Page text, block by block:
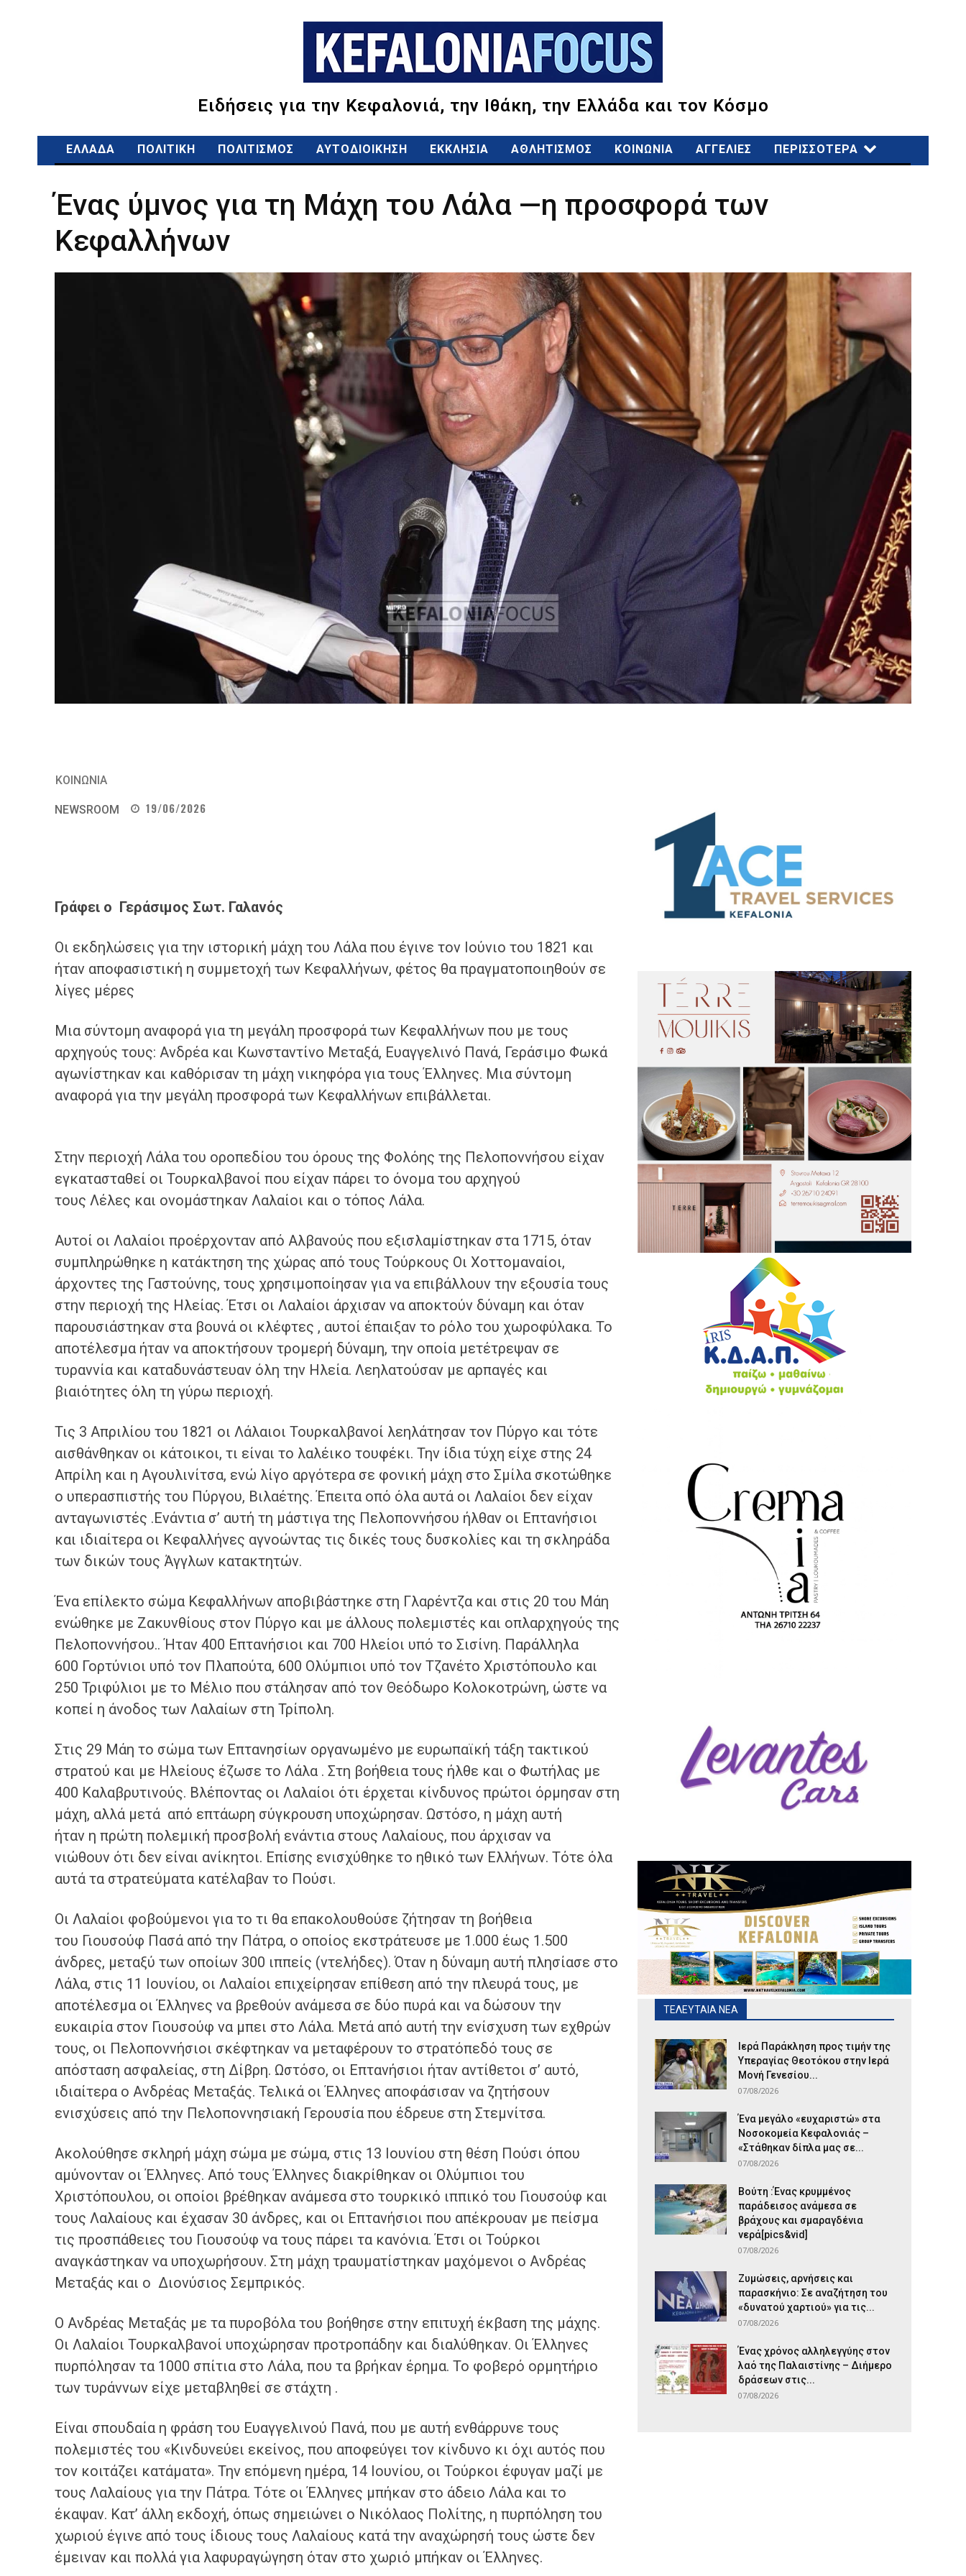
Ειδήσεις για την Κεφαλονιά, την Ιθάκη, την Ελλάδα και τον Κόσμο
ΕΛΛΑΔΑ ΠΟΛΙΤΙΚΗ ΠΟΛΙΤΙΣΜΟΣ ΑΥΤΟΔΙΟΙΚΗΣΗ ΕΚΚΛΗΣΙΑ ΑΘΛΗΤΙΣΜΟΣ ΚΟΙΝΩΝΙΑ ΑΓΓΕΛΙΕΣ ΠΕΡΙΣΣΟΤΕΡΑ
Ένας ύμνος για τη Μάχη του Λάλα —η προσφορά των
Κεφαλλήνων
ΚΟΙΝΩΝΙΑ
NEWSROOM 19/06/2026
Γράφει ο Γεράσιμος Σωτ. Γαλανός
Οι εκδηλώσεις για την ιστορική μάχη του Λάλα που έγινε τον Ιούνιο του 1821 και
ήταν αποφασιστική η συμμετοχή των Κεφαλλήνων, φέτος θα πραγματοποιηθούν σε
λίγες μέρες
Μια σύντομη αναφορά για τη μεγάλη προσφορά των Κεφαλλήνων που με τους
αρχηγούς τους: Ανδρέα και Κωνσταντίνο Μεταξά, Ευαγγελινό Πανά, Γεράσιμο Φωκά
αγωνίστηκαν και καθόρισαν τη μάχη νικηφόρα για τους Έλληνες. Μια σύντομη
αναφορά για την μεγάλη προσφορά των Κεφαλλήνων επιβάλλεται.
Στην περιοχή Λάλα του οροπεδίου του όρους της Φολόης της Πελοποννήσου είχαν
εγκατασταθεί οι Τουρκαλβανοί που είχαν πάρει το όνομα του αρχηγού
τους Λέλες και ονομάστηκαν Λαλαίοι και ο τόπος Λάλα.
Αυτοί οι Λαλαίοι προέρχονταν από Αλβανούς που εξισλαμίστηκαν στα 1715, όταν
συμπληρώθηκε η κατάκτηση της χώρας από τους Τούρκους Οι Χοττομαναίοι,
άρχοντες της Γαστούνης, τους χρησιμοποίησαν για να επιβάλλουν την εξουσία τους
στην περιοχή της Ηλείας. Έτσι οι Λαλαίοι άρχισαν να αποκτούν δύναμη και όταν
παρουσιάστηκαν στα βουνά οι κλέφτες , αυτοί έπαιξαν το ρόλο του χωροφύλακα. Το
αποτέλεσμα ήταν να αποκτήσουν τρομερή δύναμη, την οποία μετέτρεψαν σε
τυραννία και καταδυνάστευαν όλη την Ηλεία. Λεηλατούσαν με αρπαγές και
βιαιότητες όλη τη γύρω περιοχή.
Τις 3 Απριλίου του 1821 οι Λάλαιοι Τουρκαλβανοί λεηλάτησαν τον Πύργο και τότε
αισθάνθηκαν οι κάτοικοι, τι είναι το λαλέικο τουφέκι. Την ίδια τύχη είχε στης 24
Απρίλη και η Αγουλινίτσα, ενώ λίγο αργότερα σε φονική μάχη στο Σμίλα σκοτώθηκε
ο υπερασπιστής του Πύργου, Βιλαέτης. Έπειτα οπό όλα αυτά οι Λαλαίοι δεν είχαν
ανταγωνιστές .Ενάντια σ’ αυτή τη μάστιγα της Πελοποννήσου ήλθαν οι Επτανήσιοι
και ιδιαίτερα οι Κεφαλλήνες αγνοώντας τις δικές τους δυσκολίες και τη σκληράδα
των δικών τους Άγγλων κατακτητών.
Ένα επίλεκτο σώμα Κεφαλλήνων αποβιβάστηκε στη Γλαρέντζα και στις 20 του Μάη
ενώθηκε με Ζακυνθίους στον Πύργο και με άλλους πολεμιστές και οπλαρχηγούς της
Πελοποννήσου.. Ήταν 400 Επτανήσιοι και 700 Ηλείοι υπό το Σισίνη. Παράλληλα
600 Γορτύνιοι υπό τον Πλαπούτα, 600 Ολύμπιοι υπό τον Τζανέτο Χριστόπουλο και
250 Τριφύλιοι με το Μέλιο που στάλησαν από τον Θεόδωρο Κολοκοτρώνη, ώστε να
κοπεί η άνοδος των Λαλαίων στη Τρίπολη.
Στις 29 Μάη το σώμα των Επτανησίων οργανωμένο με ευρωπαϊκή τάξη τακτικού
στρατού και με Ηλείους έζωσε το Λάλα . Στη βοήθεια τους ήλθε και ο Φωτήλας με
400 Καλαβρυτινούς. Βλέποντας οι Λαλαίοι ότι έρχεται κίνδυνος πρώτοι όρμησαν στη
μάχη, αλλά μετά από επτάωρη σύγκρουση υποχώρησαν. Ωστόσο, η μάχη αυτή
ήταν η πρώτη πολεμική προσβολή ενάντια στους Λαλαίους, που άρχισαν να
νιώθουν ότι δεν είναι ανίκητοι. Επίσης ενισχύθηκε το ηθικό των Ελλήνων. Τότε όλα
αυτά τα στρατεύματα κατέλαβαν το Πούσι.
Οι Λαλαίοι φοβούμενοι για το τι θα επακολουθούσε ζήτησαν τη βοήθεια
του Γιουσούφ Πασά από την Πάτρα, ο οποίος εκστράτευσε με 1.000 έως 1.500
άνδρες, μεταξύ των οποίων 300 ιππείς (ντελήδες). Όταν η δύναμη αυτή πλησίασε στο
Λάλα, στις 11 Ιουνίου, οι Λαλαίοι επιχείρησαν επίθεση από την πλευρά τους, με
αποτέλεσμα οι Έλληνες να βρεθούν ανάμεσα σε δύο πυρά και να δώσουν την
ευκαιρία στον Γιουσούφ να μπει στο Λάλα. Μετά από αυτή την ενίσχυση των εχθρών
τους, οι Πελοποννήσιοι σκέφτηκαν να μεταφέρουν το στρατόπεδό τους σε
απόσταση ασφαλείας, στη Δίβρη. Ωστόσο, οι Επτανήσιοι ήταν αντίθετοι σ’ αυτό,
ιδιαίτερα ο Ανδρέας Μεταξάς. Τελικά οι Έλληνες αποφάσισαν να ζητήσουν
ενισχύσεις από την Πελοποννησιακή Γερουσία που έδρευε στη Στεμνίτσα.
Ακολούθησε σκληρή μάχη σώμα με σώμα, στις 13 Ιουνίου στη θέση Πούσι όπου
αμύνονταν οι Έλληνες. Από τους Έλληνες διακρίθηκαν οι Ολύμπιοι του
Χριστόπουλου, οι οποίοι βρέθηκαν ανάμεσα στο τουρκικό ιππικό του Γιουσούφ και
τους Λαλαίους και έχασαν 30 άνδρες, και οι Επτανήσιοι που απέκρουαν με πείσμα
τις προσπάθειες του Γιουσούφ να τους πάρει τα κανόνια. Έτσι οι Τούρκοι
αναγκάστηκαν να υποχωρήσουν. Στη μάχη τραυματίστηκαν μαχόμενοι ο Ανδρέας
Μεταξάς και ο Διονύσιος Σεμπρικός.
Ο Ανδρέας Μεταξάς με τα πυροβόλα του βοήθησε στην επιτυχή έκβαση της μάχης.
Οι Λαλαίοι Τουρκαλβανοί υποχώρησαν προτροπάδην και διαλύθηκαν. Οι Έλληνες
πυρπόλησαν τα 1000 σπίτια στο Λάλα, που τα βρήκαν έρημα. Το φοβερό ορμητήριο
των τυράννων είχε μεταβληθεί σε στάχτη .
Είναι σπουδαία η φράση του Ευαγγελινού Πανά, που με αυτή ενθάρρυνε τους
πολεμιστές του «Κινδυνεύει εκείνος, που αποφεύγει τον κίνδυνο κι όχι αυτός που
τον κοιτάζει κατάματα». Την επόμενη ημέρα, 14 Ιουνίου, οι Τούρκοι έφυγαν μαζί με
τους Λαλαίους για την Πάτρα. Τότε οι Έλληνες μπήκαν στο άδειο Λάλα και το
έκαψαν. Κατ’ άλλη εκδοχή, όπως σημειώνει ο Νικόλαος Πολίτης, η πυρπόληση του
χωριού έγινε από τους ίδιους τους Λαλαίους κατά την αναχώρησή τους ώστε δεν
έμειναν και πολλά για λαφυραγώγηση όταν στο χωριό μπήκαν οι Έλληνες.
ΤΕΛΕΥΤΑΙΑ ΝΕΑ
Ιερά Παράκληση προς τιμήν της
Υπεραγίας Θεοτόκου στην Ιερά
Μονή Γενεσίου...
07/08/2026
Ένα μεγάλο «ευχαριστώ» στα
Νοσοκομεία Κεφαλονιάς –
«Στάθηκαν δίπλα μας σε...
07/08/2026
Βούτη :Ένας κρυμμένος
παράδεισος ανάμεσα σε
βράχους και σμαραγδένια
νερά[pics&vid]
07/08/2026
Ζυμώσεις, αρνήσεις και
παρασκήνιο: Σε αναζήτηση του
«δυνατού χαρτιού» για τις...
07/08/2026
Ένας χρόνος αλληλεγγύης στον
λαό της Παλαιστίνης – Διήμερο
δράσεων στις...
07/08/2026